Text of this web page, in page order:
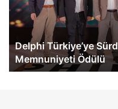
Müşteri
Memnuniyeti
Delphi Türkiye’ye
Memnuniyeti Ödülü